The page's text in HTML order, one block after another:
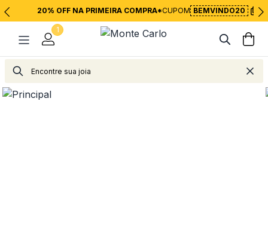
20% OFF NA PRIMEIRA COMPRA*CUPOM BEMVINDO20
1
Relógios Relógios